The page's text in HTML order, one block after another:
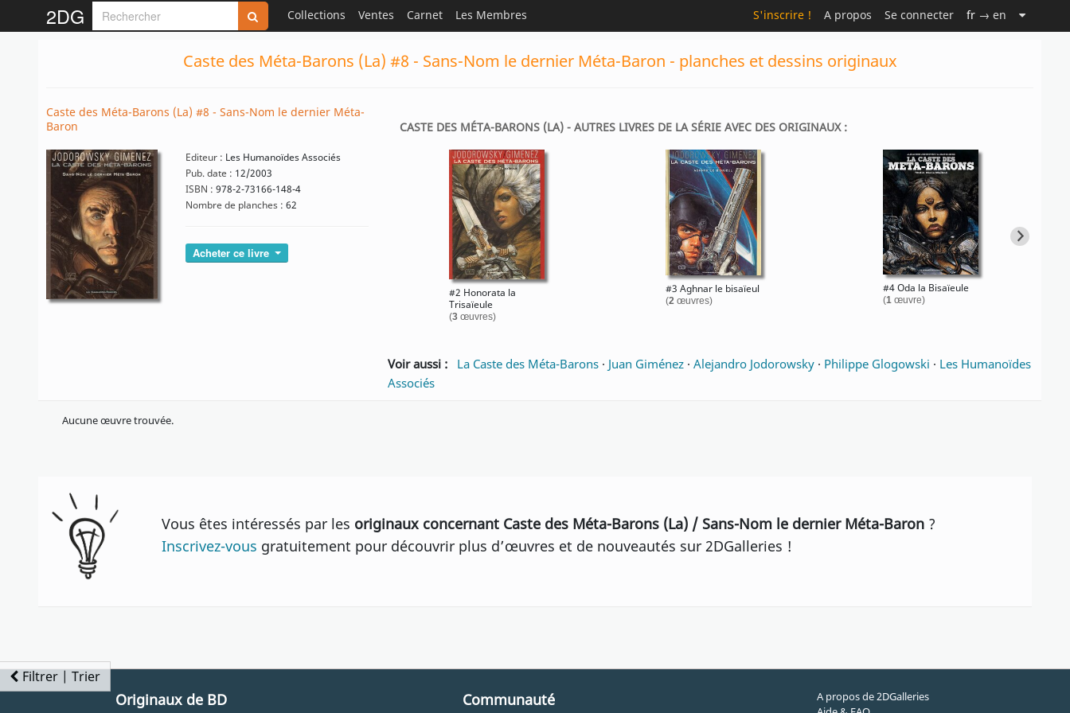
2DG Collections Ventes Carnet Les Membres S'inscrire ! A propos Se connecter fr → en
Caste des Méta-Barons (La) #8 - Sans-Nom le dernier Méta-Baron - planches et dessins originaux
Caste des Méta-Barons (La) #8 - Sans-Nom le dernier Méta-
Baron
Editeur : Les Humanoïdes Associés
Pub. date : 12/2003
ISBN : 978-2-73166-148-4
Nombre de planches : 62
Acheter ce livre
CASTE DES MÉTA-BARONS (LA) - AUTRES LIVRES DE LA SÉRIE AVEC DES ORIGINAUX :
#2 Honorata la
Trisaïeule
(3œuvres)
#3 Aghnar le bisaïeul
(2 œuvres)
#4 Oda la Bisaïeule
(1œuvre)
Voir aussi : La Caste des Méta-Barons · Juan Giménez ·Alejandro Jodorowsky · Philippe Glogowski · Les Humanoïdes
Associés
Filtrer | Trier
Aucune œuvre trouvée.
Vous êtes intéressés par les originaux concernant Caste des Méta-Barons (La) / Sans-Nom le dernier Méta-Baron ?
Inscrivez-vous gratuitement pour découvrir plus d’œuvres et de nouveautés sur 2DGalleries !
Originaux de BD Communauté
A propos de 2DGalleries